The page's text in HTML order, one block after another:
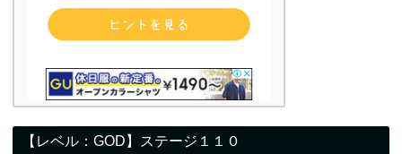
【レベル：GOD】ステージ１１０